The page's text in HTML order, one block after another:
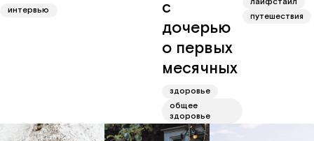
интервью
с
дочерью
о первых
месячных
здоровье
общее
здоровье
путешествия